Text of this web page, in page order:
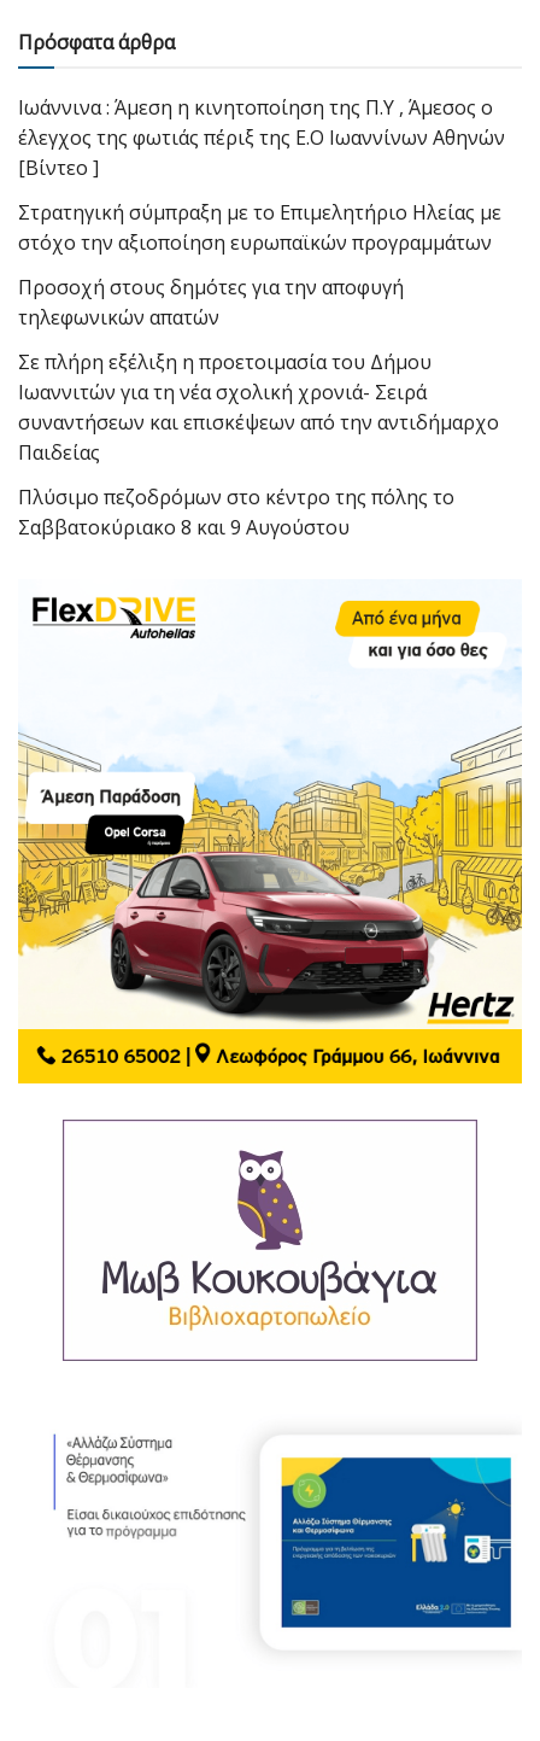
Πρόσφατα άρθρα
Ιωάννινα : Άμεση η κινητοποίηση της Π.Υ , Άμεσος ο
έλεγχος της φωτιάς πέριξ της Ε.Ο Ιωαννίνων Αθηνών
[Βίντεο ]
Στρατηγική σύμπραξη με το Επιμελητήριο Ηλείας με
στόχο την αξιοποίηση ευρωπαϊκών προγραμμάτων
Προσοχή στους δημότες για την αποφυγή
τηλεφωνικών απατών
Σε πλήρη εξέλιξη η προετοιμασία του Δήμου
Ιωαννιτών για τη νέα σχολική χρονιά- Σειρά
συναντήσεων και επισκέψεων από την αντιδήμαρχο
Παιδείας
Πλύσιμο πεζοδρόμων στο κέντρο της πόλης το
Σαββατοκύριακο 8 και 9 Αυγούστου